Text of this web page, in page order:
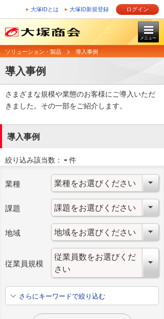
大塚IDとは 大塚ID新規登録 ログイン
メニュー
ソリューション・製品 導入事例
導入事例
さまざまな規模や業態のお客様にご導入いただ
きました。その一部をご紹介します。
導入事例
絞り込み該当数： - 件
業種
課題
地域
従業員規模
さらにキーワードで絞り込む